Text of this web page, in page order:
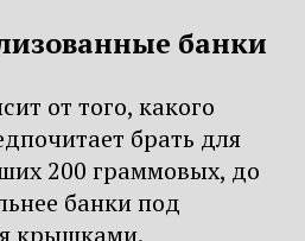
банки
от того, какого
брать для
200 граммовых, до
банки под
крышками.